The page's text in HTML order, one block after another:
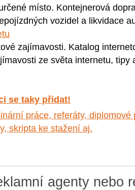
místo. Kontejnerová
vozidel a likvidace
zajímavosti. Katalog
ze světa internetu, tipy
se taky přidat!
agenty nebo